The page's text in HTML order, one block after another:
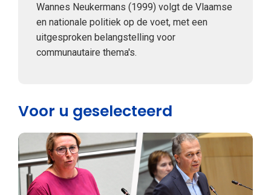
Wannes Neukermans (1999) volgt de Vlaamse
en nationale politiek op de voet, met een
uitgesproken belangstelling voor
communautaire thema's.
Voor u geselecteerd